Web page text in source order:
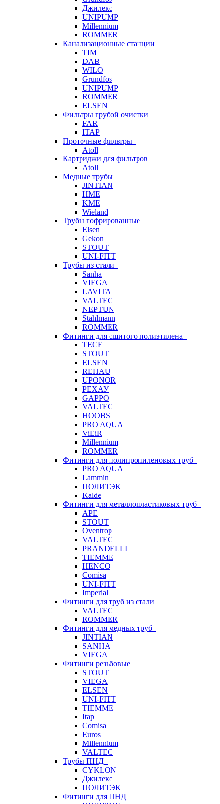
Джилекс
UNIPUMP
Millennium
ROMMER
Канализационные станции
TIM
DAB
WILO
Grundfos
UNIPUMP
ROMMER
ELSEN
Фильтры грубой очистки
FAR
ITAP
Проточные фильтры
Atoll
Картриджи для фильтров
Atoll
Медные трубы
JINTIAN
HME
KME
Wieland
Трубы гофрированные
Elsen
Gekon
STOUT
UNI-FITT
Трубы из стали
Sanha
VIEGA
LAVITA
VALTEC
NEPTUN
Stahlmann
ROMMER
Фитинги для сшитого полиэтилена
TECE
STOUT
ELSEN
REHAU
UPONOR
РЕХАУ
GAPPO
VALTEC
HOOBS
PRO AQUA
ViEiR
Millennium
ROMMER
Фитинги для полипропиленовых труб
PRO AQUA
Lammin
ПОЛИТЭК
Kalde
Фитинги для металлопластиковых труб
APE
STOUT
Oventrop
VALTEC
PRANDELLI
TIEMME
HENCO
Comisa
UNI-FITT
Imperial
Фитинги для труб из стали
VALTEC
ROMMER
Фитинги для медных труб
JINTIAN
SANHA
VIEGA
Фитинги резьбовые
STOUT
VIEGA
ELSEN
UNI-FITT
TIEMME
Itap
Comisa
Euros
Millennium
VALTEC
Трубы ПНД
CYKLON
Джилекс
ПОЛИТЭК
Фитинги для ПНД